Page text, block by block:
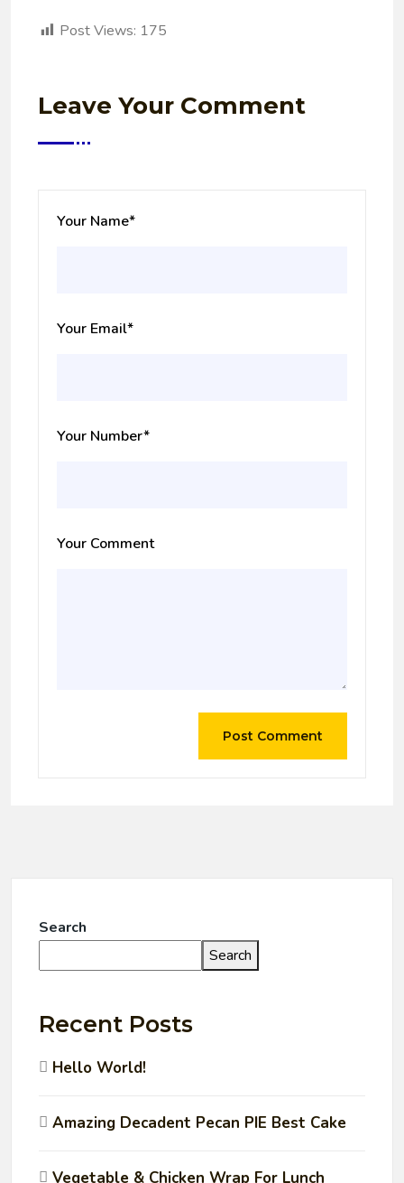
Post Views: 175
Leave Your Comment
Your Name*
Your Email*
Your Number*
Your Comment
Search
Search
Recent Posts
Hello World!
Amazing Decadent Pecan PIE Best Cake
Vegetable & Chicken Wrap For Lunch